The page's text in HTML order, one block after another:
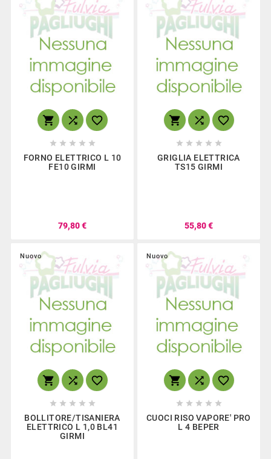
  
    
FORNO ELETTRICO L 10
FE10 GIRMI
79,80 €
  
    
GRIGLIA ELETTRICA
TS15 GIRMI
55,80 €
Nuovo
  
    
BOLLITORE/TISANIERA
ELETTRICO L 1,0 BL41
GIRMI
Nuovo
  
    
CUOCI RISO VAPORE' PRO
L 4 BEPER